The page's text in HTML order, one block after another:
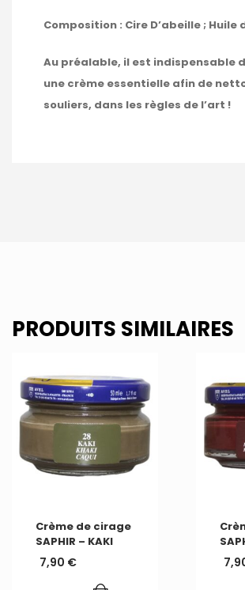
Composition : Cire D’abeille ; Huile
Au préalable, il est indispensable
une crème essentielle afin de
souliers, dans les règles de l’art !
PRODUITS SIMILAIRES
Crème de cirage
SAPHIR – KAKI
7,90 €